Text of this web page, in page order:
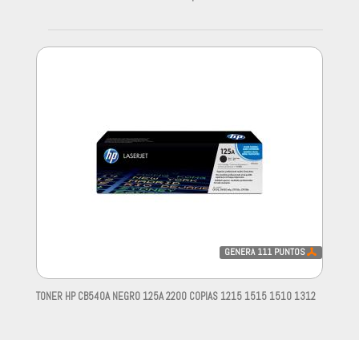
GENERA 111 PUNTOS
TONER HP CB540A NEGRO 125A 2200 COPIAS 1215 1515 1510 1312